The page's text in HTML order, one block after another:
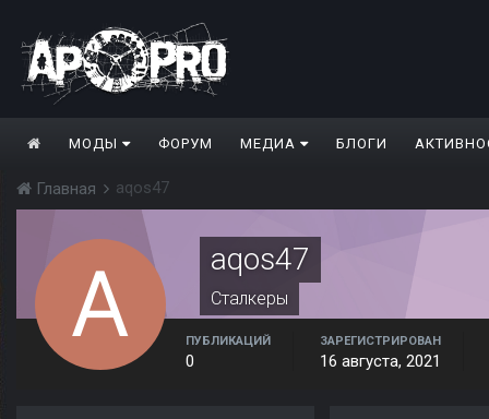
МОДЫ ФОРУМ МЕДИА БЛОГИ
Главная aqos47
aqos47
Сталкеры
ПУБЛИКАЦИЙ
0
ЗАРЕГИСТРИРОВАН
16 августа, 2021